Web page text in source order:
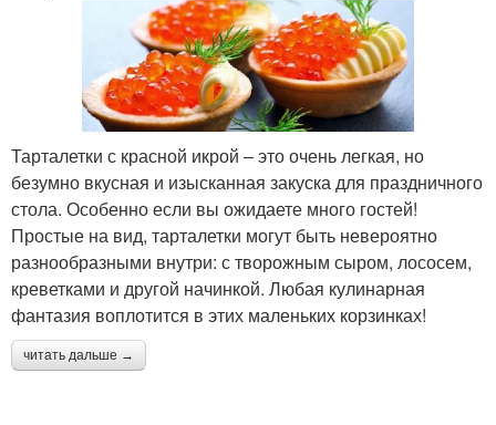
Тарталетки с красной икрой – это очень легкая, но
безумно вкусная и изысканная закуска для праздничного
стола. Особенно если вы ожидаете много гостей!
Простые на вид, тарталетки могут быть невероятно
разнообразными внутри: с творожным сыром, лососем,
креветками и другой начинкой. Любая кулинарная
фантазия воплотится в этих маленьких корзинках!
читать дальше →